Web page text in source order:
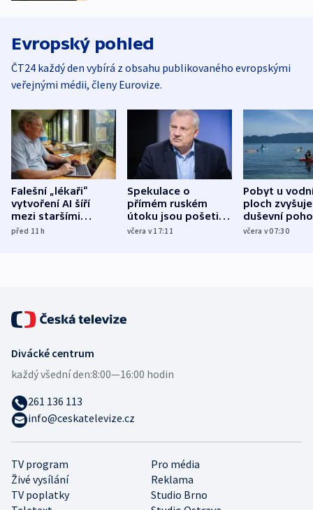
Evropský pohled
ČT24 každý den vybírá z obsahu publikovaného evropskými
veřejnými médii, členy Eurovize.
Falešní „lékaři“
vytvoření AI šíří
mezi staršími
Poláky nebezpečné
před 11h
Spekulace o
přímém ruském
útoku jsou pošetilé,
míní estonský
včera v 17:11
Pobyt u
ploch zvyšuje
duševní
ukázala
včera v 07:30
TV program
Pro média
Živé vysílání
Reklama
TV poplatky
Studio Brno
Divácké centrum
každý všední den:8:00—16:00 hodin
261 136 113
info@ceskatelevize.cz